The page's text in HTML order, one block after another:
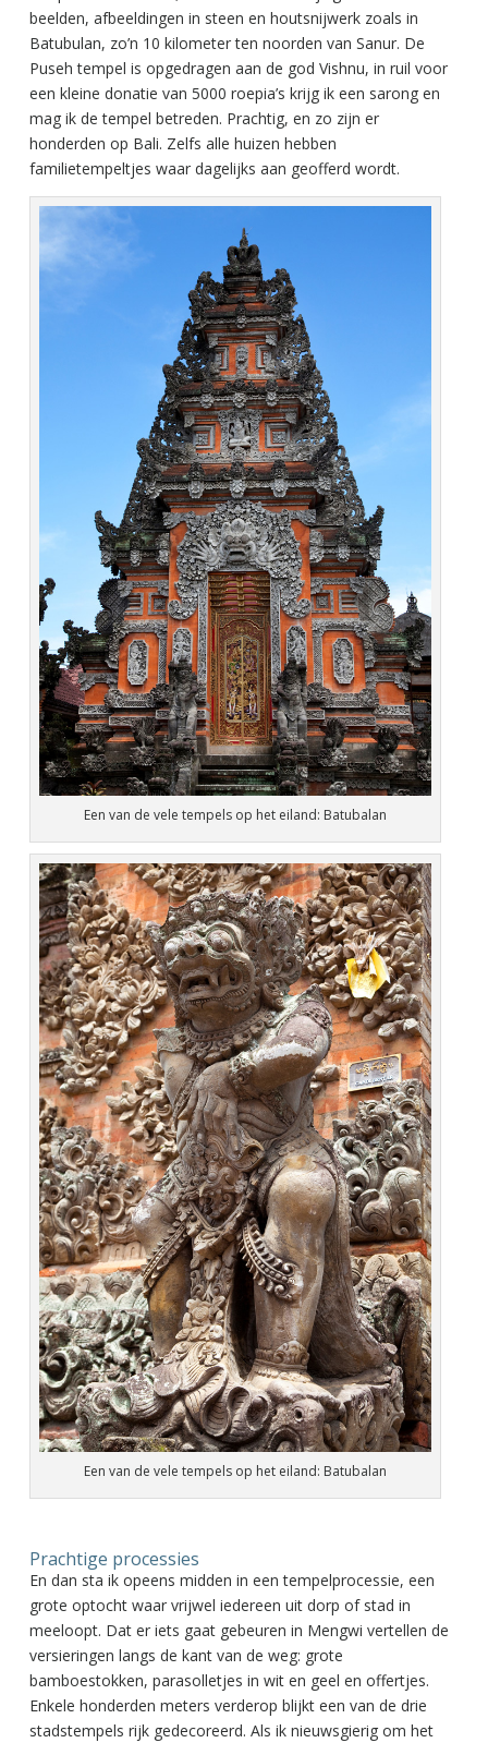
beelden, afbeeldingen in steen en houtsnijwerk zoals in
Batubulan, zo’n 10 kilometer ten noorden van Sanur. De
Puseh tempel is opgedragen aan de god Vishnu, in ruil voor
een kleine donatie van 5000 roepia’s krijg ik een sarong en
mag ik de tempel betreden. Prachtig, en zo zijn er
honderden op Bali. Zelfs alle huizen hebben
familietempeltjes waar dagelijks aan geofferd wordt.
Een van de vele tempels op het eiland: Batubalan
Een van de vele tempels op het eiland: Batubalan
Prachtige processies
En dan sta ik opeens midden in een tempelprocessie, een
grote optocht waar vrijwel iedereen uit dorp of stad in
meeloopt. Dat er iets gaat gebeuren in Mengwi vertellen de
versieringen langs de kant van de weg: grote
bamboestokken, parasolletjes in wit en geel en offertjes.
Enkele honderden meters verderop blijkt een van de drie
stadstempels rijk gedecoreerd. Als ik nieuwsgierig om het